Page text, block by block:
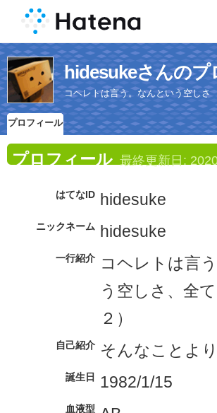
hidesukeさんのプ
コヘレトは言う。なんという空し
プロフィール
プロフィール 最終更新日:
はてなID hidesuke
ニックネーム hidesuke
一行紹介
コヘレトは言
う空しさ、全
２）
自己紹介 そんなことよ
誕生日 1982/1/15
血液型